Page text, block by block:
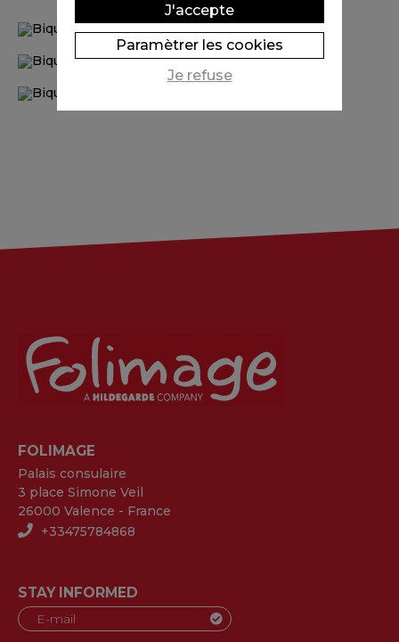
FOLIMAGE
Palais consulaire
3 place Simone Veil
26000 Valence - France
+33475784868
STAY INFORMED
J'accepte
Paramètrer les cookies
Je refuse